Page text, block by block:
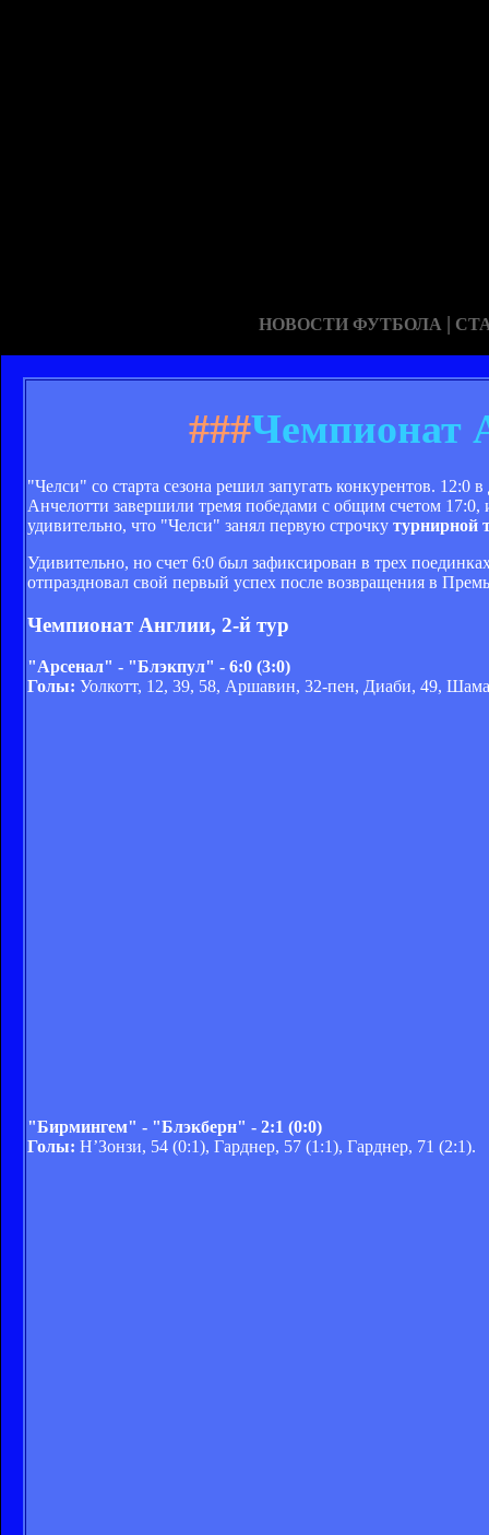
НОВОСТИ ФУТБОЛА |
###Чемпионат
"Челси" со старта сезона решил запугать конкурентов.
Анчелотти завершили тремя победами с общим счетом
удивительно, что "Челси" занял первую строчку турнирной
Удивительно, но счет 6:0 был зафиксирован в трех
отпраздновал свой первый успех после возвращения в
Чемпионат Англии, 2-й тур
"Арсенал" - "Блэкпул" - 6:0 (3:0)
Голы: Уолкотт, 12, 39, 58, Аршавин, 32-пен, Диаби, 49,
"Бирмингем" - "Блэкберн" - 2:1 (0:0)
Голы: Н’Зонзи, 54 (0:1), Гарднер, 57 (1:1), Гарднер, 71 (2:1).